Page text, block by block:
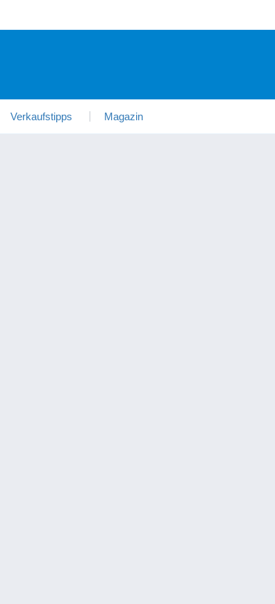
Verkaufstipps Magazin